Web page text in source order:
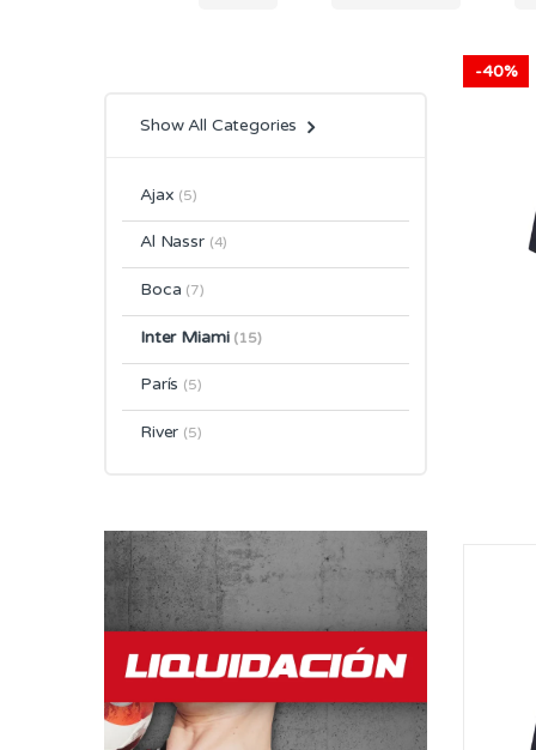
-40%
Show All Categories
Ajax (5)
Al Nassr (4)
Boca (7)
Inter Miami (15)
París (5)
River (5)